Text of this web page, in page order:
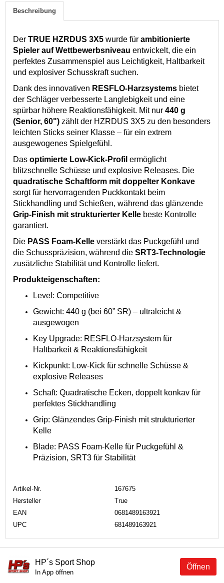
Beschreibung
Der TRUE HZRDUS 3X5 wurde für ambitionierte
Spieler auf Wettbewerbsniveau entwickelt, die ein
perfektes Zusammenspiel aus Leichtigkeit, Haltbarkeit
und explosiver Schusskraft suchen.
Dank des innovativen RESFLO-Harzsystems bietet
der Schläger verbesserte Langlebigkeit und eine
spürbar höhere Reaktionsfähigkeit. Mit nur 440 g
(Senior, 60") zählt der HZRDUS 3X5 zu den besonders
leichten Sticks seiner Klasse – für ein extrem
ausgewogenes Spielgefühl.
Das optimierte Low-Kick-Profil ermöglicht
blitzschnelle Schüsse und explosive Releases. Die
quadratische Schaftform mit doppelter Konkave
sorgt für hervorragenden Puckkontakt beim
Stickhandling und Schießen, während das glänzende
Grip-Finish mit strukturierter Kelle beste Kontrolle
garantiert.
Die PASS Foam-Kelle verstärkt das Puckgefühl und
die Schusspräzision, während die SRT3-Technologie
zusätzliche Stabilität und Kontrolle liefert.
Produkteigenschaften:
Level: Competitive
Gewicht: 440 g (bei 60” SR) – ultraleicht &
ausgewogen
Key Upgrade: RESFLO-Harzsystem für
Haltbarkeit & Reaktionsfähigkeit
Kickpunkt: Low-Kick für schnelle Schüsse &
explosive Releases
Schaft: Quadratische Ecken, doppelt konkav für
perfektes Stickhandling
Grip: Glänzendes Grip-Finish mit strukturierter
Kelle
Blade: PASS Foam-Kelle für Puckgefühl &
Präzision, SRT3 für Stabilität
Artikel-Nr.
167675
Hersteller
True
EAN
0681489163921
UPC
681489163921
Öffnen
HP´s Sport Shop
In App öffnen